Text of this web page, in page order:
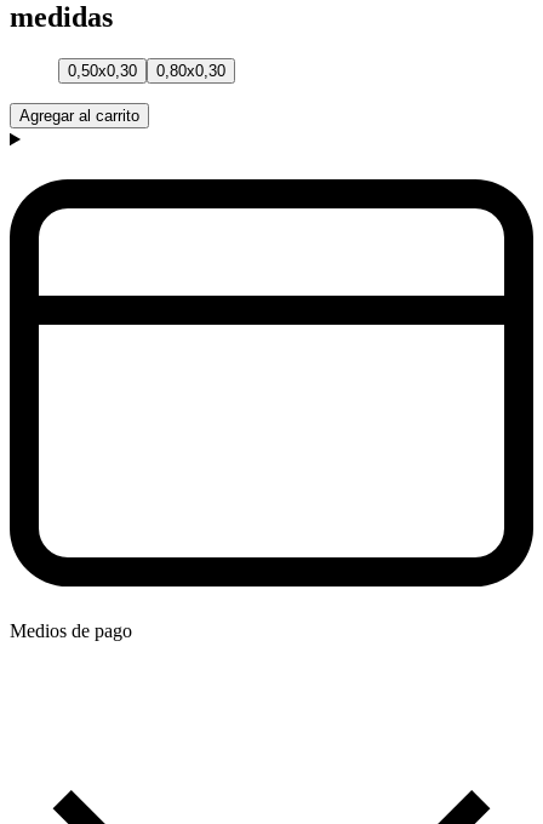
medidas
0,50x0,30 0,80x0,30
Agregar al carrito
Medios de pago